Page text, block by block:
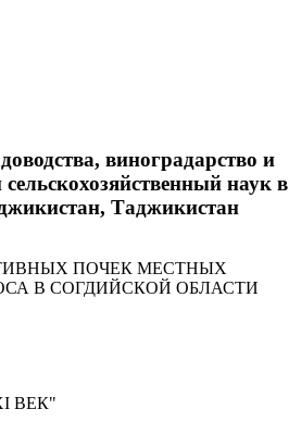
виноградарство и
наук в
Таджикистан
ПОЧЕК МЕСТНЫХ
В СОГДИЙСКОЙ ОБЛАСТИ
ВЕК"